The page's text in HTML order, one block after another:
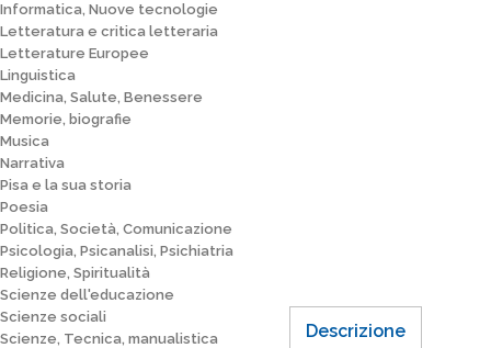
Informatica, Nuove tecnologie
Letteratura e critica letteraria
Letterature Europee
Linguistica
Medicina, Salute, Benessere
Memorie, biografie
Musica
Narrativa
Pisa e la sua storia
Poesia
Politica, Società, Comunicazione
Psicologia, Psicanalisi, Psichiatria
Religione, Spiritualità
Scienze dell'educazione
Scienze sociali
Scienze, Tecnica, manualistica
Descrizione